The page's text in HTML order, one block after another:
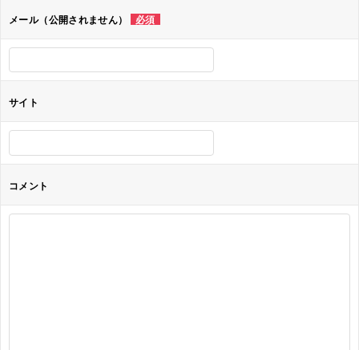
ョ
ン
メール（公開されません） 必須
サイト
コメント